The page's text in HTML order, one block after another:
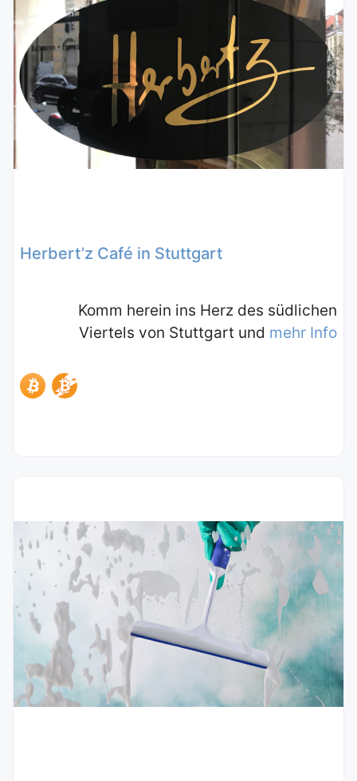
Herbert’z Café in Stuttgart
Komm herein ins Herz des südlichen
Viertels von Stuttgart und mehr Info